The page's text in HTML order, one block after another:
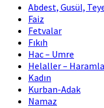
Abdest, Gusül,
Faiz
Fetvalar
Fıkıh
Hac – Umre
Helaller –
Kadın
Kurban-Adak
Namaz